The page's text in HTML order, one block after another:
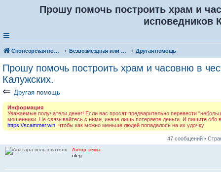
Прошу помочь построить храм и
исповедников
Спонсорская помощь. Разместите своё объявление в соответствующей рубрике Безвозмездная или условно-безвозмездная помощь Другая помощь
Прошу помочь построить храм и часовню в
Калужских.
⇐ Другая помощь
Информация
Уважаемые получатели денег! Если вас просят предварительно перевести
мошенники. Не связывайтесь с ними, иначе лишь потеряете деньги. И пишите
https://scammer.win , чтобы как можно меньше людей попадалось на их удочку
47 сообщений •
Автор темы
oleg